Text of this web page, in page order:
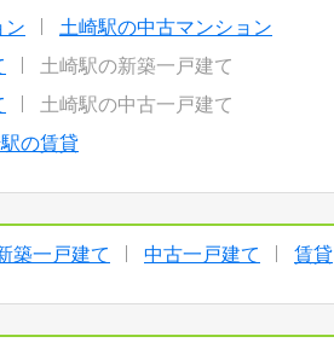
ン
土崎駅の中古マンション
土崎駅の新築一戸建て
土崎駅の中古一戸建て
の賃貸
築一戸建て 中古一戸建て 賃貸